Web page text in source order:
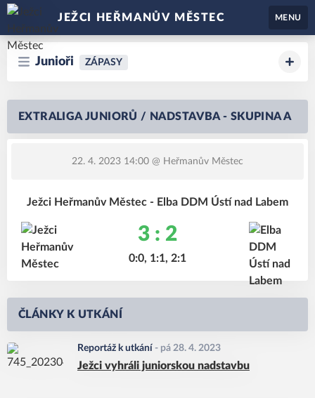
JEŽCI HEŘMANŮV MĚSTEC MENU
Junioři ZÁPASY
EXTRALIGA JUNIORŮ / NADSTAVBA - SKUPINA A
22. 4. 2023 14:00 @ Heřmanův Městec
Ježci Heřmanův Městec - Elba DDM Ústí nad Labem
3 : 2
0:0, 1:1, 2:1
ČLÁNKY K UTKÁNÍ
Reportáž k utkání - pá 28. 4. 2023
Ježci vyhráli juniorskou nadstavbu